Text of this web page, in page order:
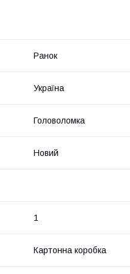
Ранок
Україна
Головоломка
Новий
1
Картонна коробка